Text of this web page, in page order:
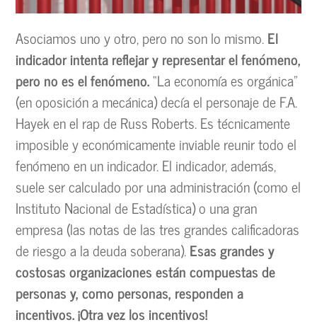
Asociamos uno y otro, pero no son lo mismo.El
indicador intenta reflejar y representar el fenómeno,
pero no es el fenómeno.“La economía es orgánica”
(en oposición a mecánica) decía el personaje de F.A.
Hayek en el rap de Russ Roberts. Es técnicamente
imposible y económicamente inviable reunir todo el
fenómeno en un indicador. El indicador, además,
suele ser calculado por una administración (como el
Instituto Nacional de Estadística) o una gran
empresa (las notas de las tres grandes calificadoras
de riesgo a la deuda soberana).Esas grandes y
costosas organizaciones están compuestas de
personas y, como personas, responden a
incentivos. ¡Otra vez los incentivos!